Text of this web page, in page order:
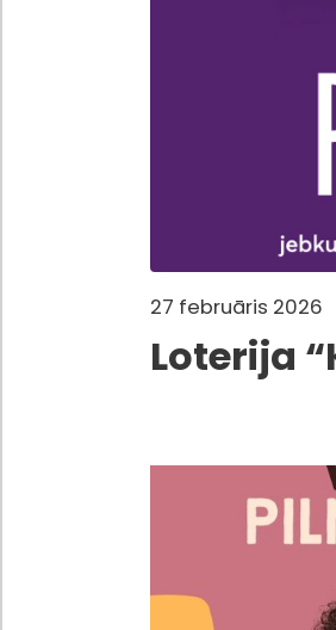
27 februāris 2026
Loterija